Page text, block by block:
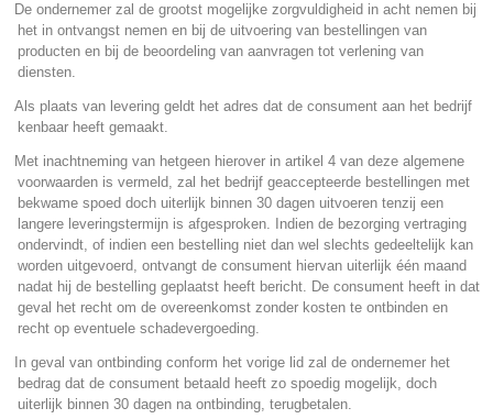
De ondernemer zal de grootst mogelijke zorgvuldigheid in acht nemen bij
het in ontvangst nemen en bij de uitvoering van bestellingen van
producten en bij de beoordeling van aanvragen tot verlening van
diensten.
Als plaats van levering geldt het adres dat de consument aan het bedrijf
kenbaar heeft gemaakt.
Met inachtneming van hetgeen hierover in artikel 4 van deze algemene
voorwaarden is vermeld, zal het bedrijf geaccepteerde bestellingen met
bekwame spoed doch uiterlijk binnen 30 dagen uitvoeren tenzij een
langere leveringstermijn is afgesproken. Indien de bezorging vertraging
ondervindt, of indien een bestelling niet dan wel slechts gedeeltelijk kan
worden uitgevoerd, ontvangt de consument hiervan uiterlijk één maand
nadat hij de bestelling geplaatst heeft bericht. De consument heeft in dat
geval het recht om de overeenkomst zonder kosten te ontbinden en
recht op eventuele schadevergoeding.
In geval van ontbinding conform het vorige lid zal de ondernemer het
bedrag dat de consument betaald heeft zo spoedig mogelijk, doch
uiterlijk binnen 30 dagen na ontbinding, terugbetalen.